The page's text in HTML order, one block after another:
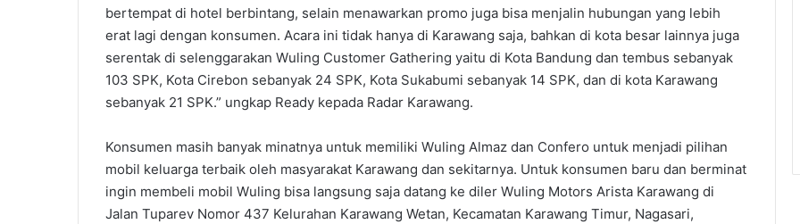
bertempat di hotel berbintang, selain menawarkan promo juga bisa menjalin hubungan yang lebih
erat lagi dengan konsumen. Acara ini tidak hanya di Karawang saja, bahkan di kota besar lainnya juga
serentak di selenggarakan Wuling Customer Gathering yaitu di Kota Bandung dan tembus sebanyak
103 SPK, Kota Cirebon sebanyak 24 SPK, Kota Sukabumi sebanyak 14 SPK, dan di kota Karawang
sebanyak 21 SPK.” ungkap Ready kepada Radar Karawang.
Konsumen masih banyak minatnya untuk memiliki Wuling Almaz dan Confero untuk menjadi pilihan
mobil keluarga terbaik oleh masyarakat Karawang dan sekitarnya. Untuk konsumen baru dan berminat
ingin membeli mobil Wuling bisa langsung saja datang ke diler Wuling Motors Arista Karawang di
Jalan Tuparev Nomor 437 Kelurahan Karawang Wetan, Kecamatan Karawang Timur, Nagasari,